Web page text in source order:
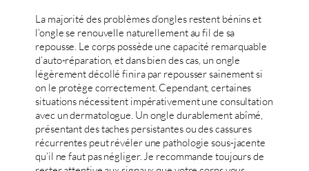
La majorité des problèmes d’ongles restent bénins et
l’ongle se renouvelle naturellement au fil de sa
repousse. Le corps possède une capacité remarquable
d’auto-réparation, et dans bien des cas, un ongle
légèrement décollé finira par repousser sainement si
on le protège correctement. Cependant, certaines
situations nécessitent impérativement une consultation
avec un dermatologue. Un ongle durablement abîmé,
présentant des taches persistantes ou des cassures
récurrentes peut révéler une pathologie sous-jacente
qu’il ne faut pas négliger. Je recommande toujours de